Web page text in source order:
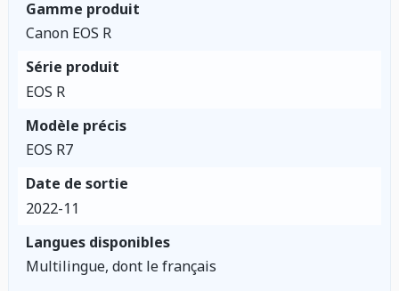
Gamme produit
Canon EOS R
Série produit
EOS R
Modèle précis
EOS R7
Date de sortie
2022-11
Langues disponibles
Multilingue, dont le français